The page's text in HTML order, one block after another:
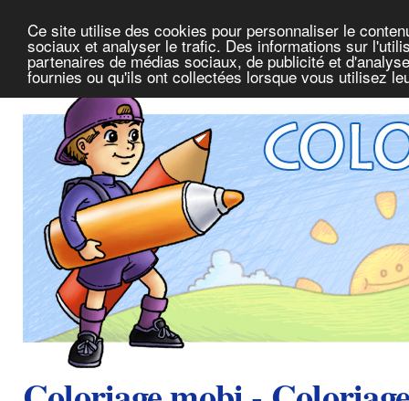
Ce site utilise des cookies pour personnaliser le
sociaux et analyser le trafic. Des informations sur
partenaires de médias sociaux, de publicité et
fournies ou qu'ils ont collectées lorsque vous utilisez